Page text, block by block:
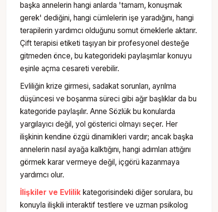
başka annelerin hangi anlarda 'tamam, konuşmak
gerek' dediğini, hangi cümlelerin işe yaradığını, hangi
terapilerin yardımcı olduğunu somut örneklerle aktarır.
Çift terapisi etiketi taşıyan bir profesyonel desteğe
gitmeden önce, bu kategorideki paylaşımlar konuyu
eşinle açma cesareti verebilir.
Evliliğin krize girmesi, sadakat sorunları, ayrılma
düşüncesi ve boşanma süreci gibi ağır başlıklar da bu
kategoride paylaşılır. Anne Sözlük bu konularda
yargılayıcı değil, yol gösterici olmayı seçer. Her
ilişkinin kendine özgü dinamikleri vardır; ancak başka
annelerin nasıl ayağa kalktığını, hangi adımları attığını
görmek karar vermeye değil, içgörü kazanmaya
yardımcı olur.
İlişkiler ve Evlilik kategorisindeki diğer sorulara, bu
konuyla ilişkili interaktif testlere ve uzman psikolog